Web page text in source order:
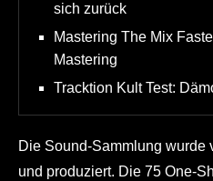
sich zurück
Mastering The Mix
Mastering
Tracktion Kult Test:
Die Sound-Sammlung wurde
und produziert. Die 75 One-